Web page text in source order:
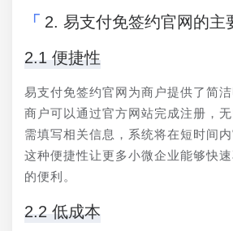
2. 易支付免签约官网的主
2.1 便捷性
易支付免签约官网为商户提供了简洁
商户可以通过官方网站完成注册，
需填写相关信息，系统将在短时间内
这种便捷性让更多小微企业能够快
的便利。
2.2 低成本